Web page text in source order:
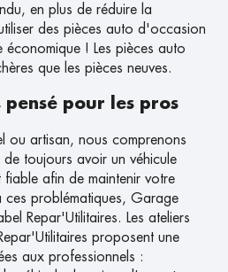
en plus de réduire la
des pièces auto d'occasion
économique ! Les pièces auto
que les pièces neuves.
pour les pros
ou artisan, nous comprenons
de toujours avoir un véhicule
afin de maintenir votre
ces problématiques, Garage
Repar'Utilitaires. Les ateliers
proposent une
aux professionnels :